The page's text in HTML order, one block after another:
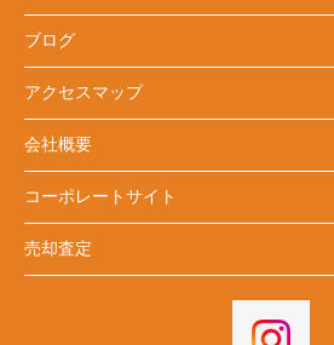
ブログ
アクセスマップ
会社概要
コーポレートサイト
売却査定